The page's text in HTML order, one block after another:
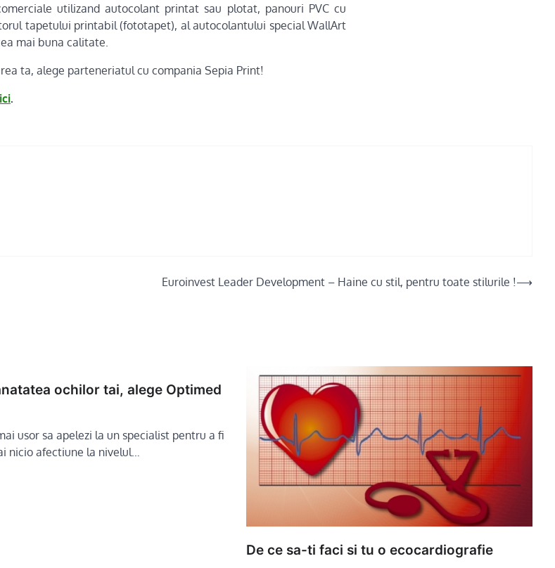
utilizand autocolant printat sau plotat, panouri PVC cu
tapetului printabil (fototapet), al autocolantului special WallArt
mai buna calitate.
ta, alege parteneriatul cu compania Sepia Print!
.
Euroinvest Leader Development – Haine cu stil, pentru toate stilurile !⟶
ochilor tai, alege Optimed
usor sa apelezi la un specialist pentru a fi
nicio afectiune la nivelul…
De ce sa-ti faci si tu o ecocardiografie